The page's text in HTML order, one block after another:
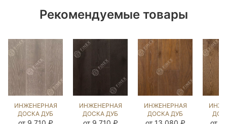
Рекомендуемые товары
ИНЖЕНЕРНАЯ
ДОСКА ДУБ
ВИКСБУРГ
ИНЖЕНЕРНАЯ
ДОСКА ДУБ
BLACK
ИНЖЕНЕРНАЯ
ДОСКА ДУБ
ВИНЧИНЬЯТТА